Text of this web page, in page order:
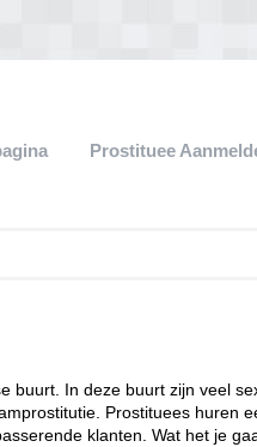
Prostituee
buurt. In deze buurt zijn veel
Prostituees huren
klanten. Wat het je